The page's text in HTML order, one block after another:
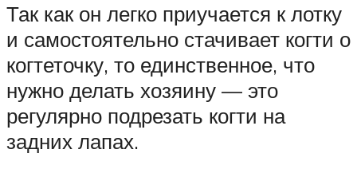
Так как он легко приучается к лотку
и самостоятельно стачивает когти о
когтеточку, то единственное, что
нужно делать хозяину — это
регулярно подрезать когти на
задних лапах.